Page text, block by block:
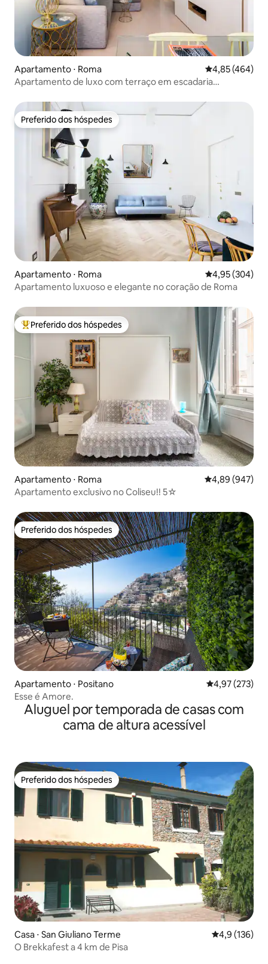
Apartamento ⋅ Roma 4,85 de uma
4,85 (464)
Apartamento de luxo com terraço em escadaria
Preferido dos hóspedes
Preferido dos hóspedes
Apartamento ⋅ Roma 4,95 de uma
4,95 (304)
Apartamento luxuoso e elegante no coração de Roma
Entre os melhores preferidos dos hóspedes
Preferido dos hóspedes
Apartamento ⋅ Roma 4,89 de uma
4,89 (947)
Apartamento exclusivo no Coliseu!! 5☆
Preferido dos hóspedes
Preferido dos hóspedes
Apartamento ⋅ Positano 4,97 de uma
4,97 (273)
Esse é Amore.
Aluguel por temporada de casas com
cama de altura acessível
Preferido dos hóspedes
Preferido dos hóspedes
Casa ⋅ San Giuliano Terme 4,9 de uma
4,9 (136)
O Brekkafest a 4 km de Pisa